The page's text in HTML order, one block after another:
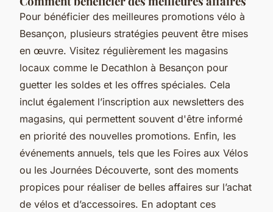
Pour bénéficier des meilleures promotions vélo à
Besançon, plusieurs stratégies peuvent être mises
en œuvre. Visitez régulièrement les magasins
locaux comme le Decathlon à Besançon pour
guetter les soldes et les offres spéciales. Cela
inclut également l’inscription aux newsletters des
magasins, qui permettent souvent d'être informé
en priorité des nouvelles promotions. Enfin, les
événements annuels, tels que les Foires aux Vélos
ou les Journées Découverte, sont des moments
propices pour réaliser de belles affaires sur l’achat
de vélos et d’accessoires. En adoptant ces